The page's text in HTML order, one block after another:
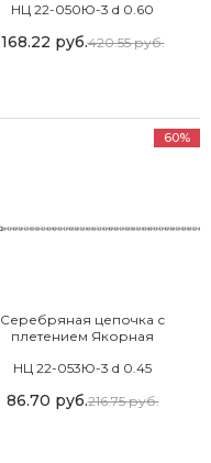
НЦ 22-050Ю-3 d 0.60
168.22 руб.420.55руб.
60%
Серебряная цепочка с
плетением Якорная
НЦ 22-053Ю-3 d 0.45
86.70 руб.216.75руб.